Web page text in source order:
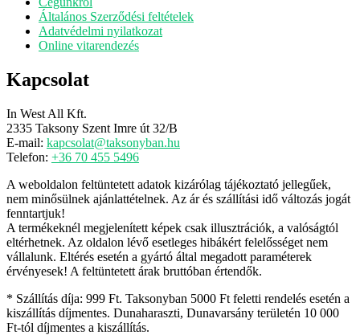
Általános Szerződési feltételek
Adatvédelmi nyilatkozat
Online vitarendezés
Kapcsolat
In West All Kft.
2335 Taksony Szent Imre út 32/B
E-mail: kapcsolat@taksonyban.hu
Telefon: +36 70 455 5496
A weboldalon feltüntetett adatok kizárólag tájékoztató jellegűek,
nem minősülnek ajánlattételnek. Az ár és szállítási idő változás jogát
fenntartjuk!
A termékeknél megjelenített képek csak illusztrációk, a valóságtól
eltérhetnek. Az oldalon lévő esetleges hibákért felelősséget nem
vállalunk. Eltérés esetén a gyártó által megadott paraméterek
érvényesek! A feltüntetett árak bruttóban értendők.
* Szállítás díja: 999 Ft. Taksonyban 5000 Ft feletti rendelés esetén a
kiszállítás díjmentes. Dunaharaszti, Dunavarsány területén 10 000
Ft-tól díjmentes a kiszállítás.